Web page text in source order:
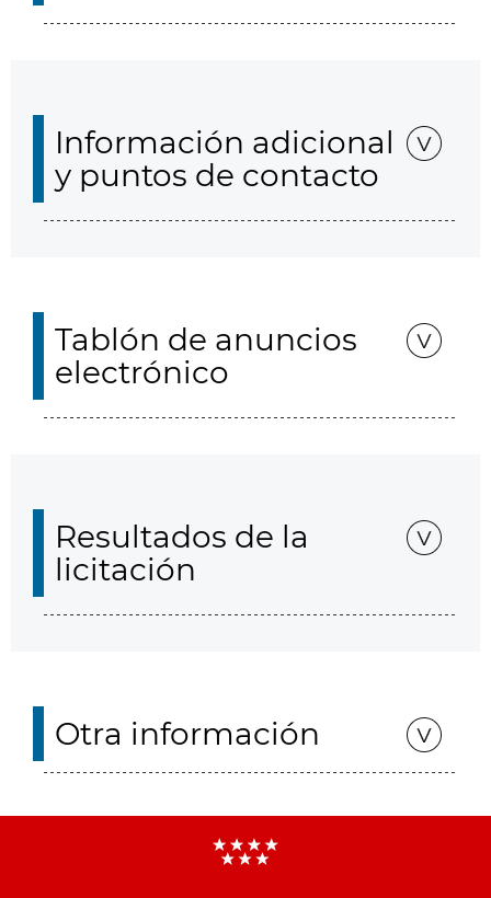
Información adicional
y puntos de contacto
Tablón de anuncios
electrónico
Resultados de la
licitación
Otra información